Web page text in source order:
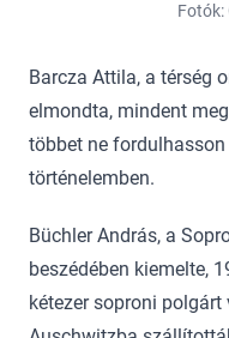
Fotók:
Barcza Attila, a térség
elmondta, mindent
többet ne
történelemben.
Büchler András, a
beszédében kiemelte,
kétezer soproni